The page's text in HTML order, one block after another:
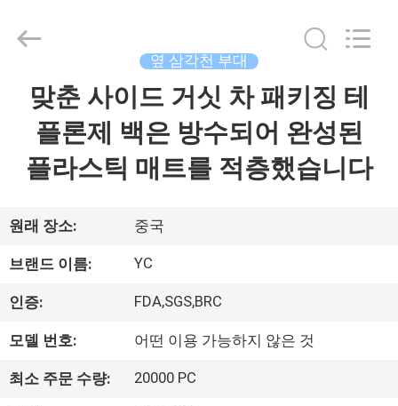
우
리
에
Guangzhou
Yucai
Reserved.
옆 삼각천 부대
맞춘 사이드 거싯 차 패키징 테
플론제 백은 방수되어 완성된
플라스틱 매트를 적층했습니다
원래 장소: 중국
브랜드 이름: YC
인증: FDA,SGS,BRC
모델 번호: 어떤 이용 가능하지 않은 것
최소 주문 수량: 20000 PC